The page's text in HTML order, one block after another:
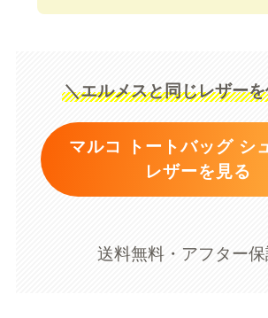
＼エルメスと同じレザー
マルコ トートバッグ シ
レザーを見る
送料無料・アフター